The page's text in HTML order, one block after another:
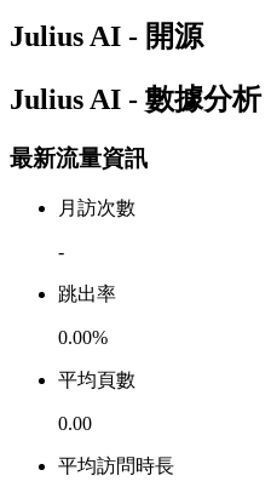
Julius AI - 開源
Julius AI - 數據分析
最新流量資訊
月訪次數
-
跳出率
0.00%
平均頁數
0.00
平均訪問時長